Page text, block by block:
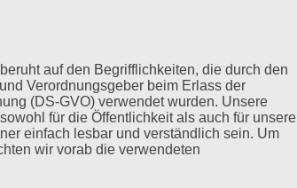
auf den Begrifflichkeiten, die durch den
Verordnungsgeber beim Erlass der
(DS-GVO) verwendet wurden. Unsere
für die Öffentlichkeit als auch für unsere
einfach lesbar und verständlich sein. Um
wir vorab die verwendeten